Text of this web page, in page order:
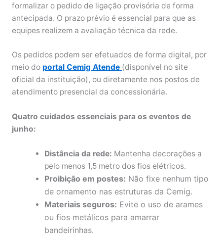
formalizar o pedido de ligação provisória de forma
antecipada. O prazo prévio é essencial para que as
equipes realizem a avaliação técnica da rede.
Os pedidos podem ser efetuados de forma digital, por
meio do portal Cemig Atende (disponível no site
oficial da instituição), ou diretamente nos postos de
atendimento presencial da concessionária.
Quatro cuidados essenciais para os eventos de
junho:
Distância da rede: Mantenha decorações a
pelo menos 1,5 metro dos fios elétricos.
Proibição em postes: Não fixe nenhum tipo
de ornamento nas estruturas da Cemig.
Materiais seguros: Evite o uso de arames
ou fios metálicos para amarrar
bandeirinhas.